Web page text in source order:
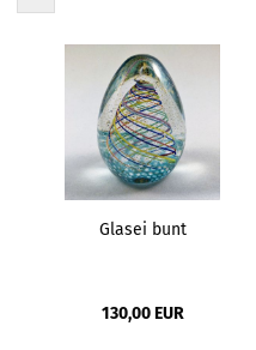
Glasei bunt
130,00 EUR